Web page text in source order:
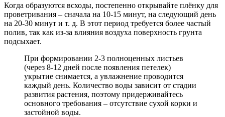
Когда образуются всходы, постепенно открывайте плёнку для
проветривания – сначала на 10-15 минут, на следующий день
на 20-30 минут и т. д. В этот период требуется более частый
полив, так как из-за влияния воздуха поверхность грунта
подсыхает.
При формировании 2-3 полноценных листьев
(через 8-12 дней после появления петелек)
укрытие снимается, а увлажнение проводится
каждый день. Количество воды зависит от стадии
развития растения, поэтому придерживайтесь
основного требования – отсутствие сухой корки и
застойной воды.